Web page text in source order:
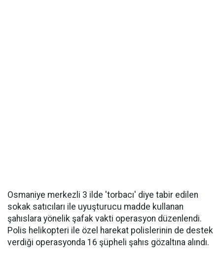
Osmaniye merkezli 3 ilde 'torbacı' diye tabir edilen
sokak satıcıları ile uyuşturucu madde kullanan
şahıslara yönelik şafak vakti operasyon düzenlendi.
Polis helikopteri ile özel harekat polislerinin de destek
verdiği operasyonda 16 şüpheli şahıs gözaltına alındı.